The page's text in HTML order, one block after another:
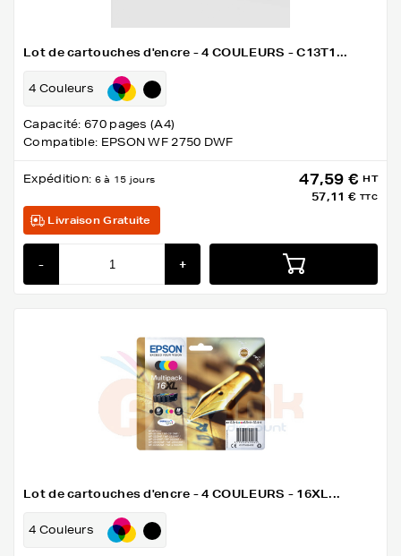
Lot de cartouches d'encre - 4 COULEURS - C13T1...
4 Couleurs
Capacité: 670 pages (A4)
Compatible: EPSON WF 2750 DWF
Expédition: 6 à 15 jours 47,59 € HT
57,11 € TTC
Livraison Gratuite
- +
Lot de cartouches d'encre - 4 COULEURS - 16XL...
4 Couleurs